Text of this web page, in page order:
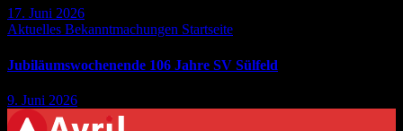
17. Juni 2026
Aktuelles Bekanntmachungen Startseite
Jubiläumswochenende 106 Jahre SV Sülfeld
9. Juni 2026